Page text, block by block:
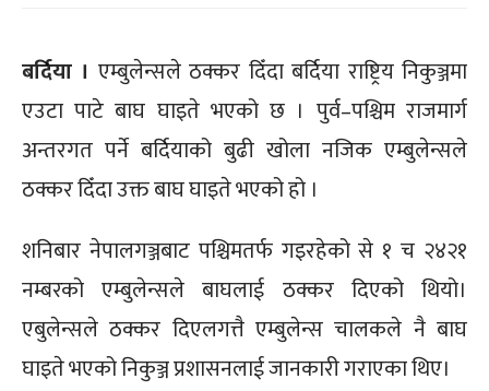
बर्दिया । एम्बुलेन्सले ठक्कर दिँदा बर्दिया राष्ट्रिय निकुञ्जमा
एउटा पाटे बाघ घाइते भएको छ । पुर्व–पश्चिम राजमार्ग
अन्तरगत पर्ने बर्दियाको बुढी खोला नजिक एम्बुलेन्सले
ठक्कर दिँदा उक्त बाघ घाइते भएको हो ।
शनिबार नेपालगञ्जबाट पश्चिमतर्फ गइरहेको से १ च २४२१
नम्बरको एम्बुलेन्सले बाघलाई ठक्कर दिएको थियो।
एबुलेन्सले ठक्कर दिएलगत्तै एम्बुलेन्स चालकले नै बाघ
घाइते भएको निकुञ्ज प्रशासनलाई जानकारी गराएका थिए।